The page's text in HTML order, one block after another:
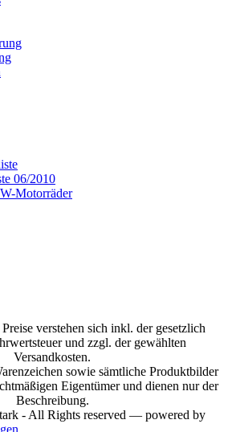
06/2010
Motorräder
verstehen sich inkl. der gesetzlich
und zzgl. der gewählten
Versandkosten.
sowie sämtliche Produktbilder
Eigentümer und dienen nur der
Beschreibung.
- All Rights reserved — powered by